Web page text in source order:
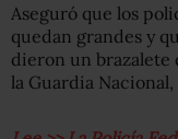
Aseguró que los
quedan grandes y
dieron un brazalete
la Guardia Nacional,